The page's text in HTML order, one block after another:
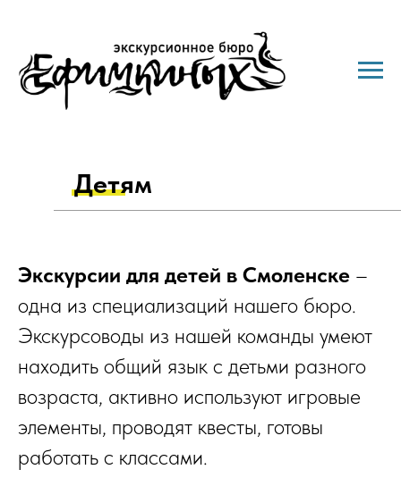
Детям
Экскурсии для детей в Смоленске –
одна из специализаций нашего бюро.
Экскурсоводы из нашей команды умеют
находить общий язык с детьми разного
возраста, активно используют игровые
элементы, проводят квесты, готовы
работать с классами.